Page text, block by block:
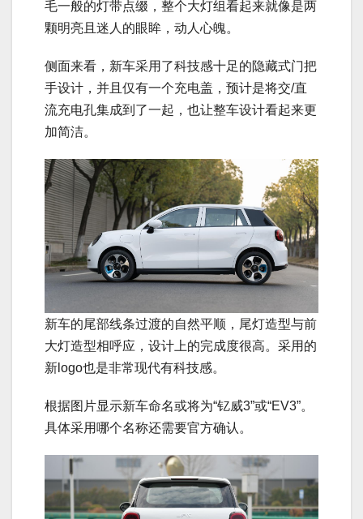
毛一般的灯带点缀，整个大灯组看起来就像是两
颗明亮且迷人的眼眸，动人心魄。
侧面来看，新车采用了科技感十足的隐藏式门把
手设计，并且仅有一个充电盖，预计是将交/直
流充电孔集成到了一起，也让整车设计看起来更
加简洁。
新车的尾部线条过渡的自然平顺，尾灯造型与前
大灯造型相呼应，设计上的完成度很高。采用的
新logo也是非常现代有科技感。
根据图片显示新车命名或将为“钇威3”或“EV3”。
具体采用哪个名称还需要官方确认。